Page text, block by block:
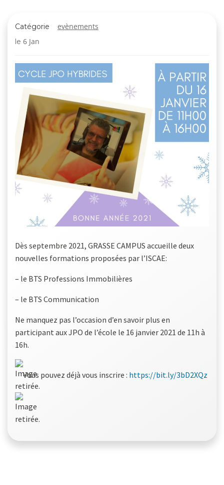
Catégorie evènements
le 6 Jan
Dès septembre 2021, GRASSE CAMPUS accueille deux
nouvelles formations proposées par l’ISCAE:
– le BTS Professions Immobilières
– le BTS Communication
Ne manquez pas l’occasion d’en savoir plus en
participant aux JPO de l’école le 16 janvier 2021 de 11h à
16h.
Vous pouvez déjà vous inscrire : https://bit.ly/3bD2XQz